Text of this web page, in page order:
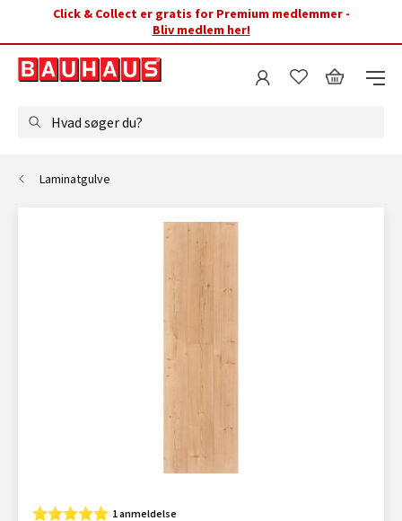
Click & Collect er gratis for Premium medlemmer -
Bliv medlem her!
Hvad søger du?
Laminatgulve
1 anmeldelse